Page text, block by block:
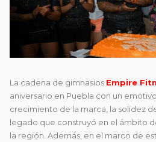
La cadena de gimnasios Empire
aniversario en Puebla con un
crecimiento de la marca, la solidez
legado que construyó en el ámbito
la región. Además, en el marco de